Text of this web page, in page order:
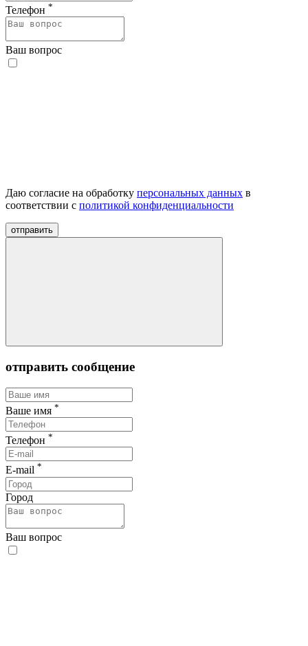
Телефон *
Ваш вопрос
Даю согласие на обработку персональных данных в
соответствии с политикой конфиденциальности
отправить
отправить сообщение
Ваше имя *
Телефон *
E-mail *
Город
Ваш вопрос